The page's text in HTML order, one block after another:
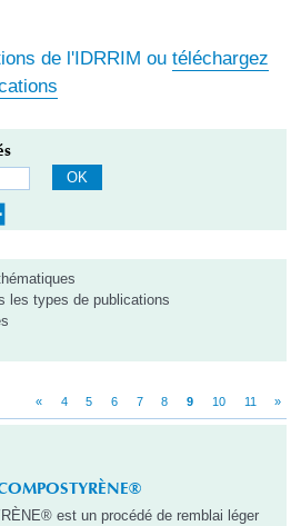
de l'IDRRIM ou téléchargez
OK
les types de publications
« 4 5 6 7 8 9 10 11 »
est un procédé de remblai léger